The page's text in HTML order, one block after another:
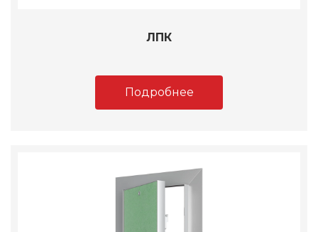
ЛПК
Подробнее